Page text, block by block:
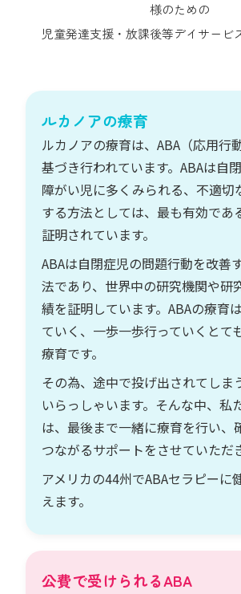
様のための
児童発達支援・放課後等デイサービ
ルカノアの療育
ルカノアの療育は、ABA（応用行
基づき行われています。ABAは自
障がい児に多くみられる、不適切
する方法としては、最も有効であ
証明されています。
ABAは自閉症児の問題行動を改善
法であり、世界中の研究機関や研
績を証明しています。ABAの療育
ていく、一歩一歩行っていくとて
療育です。
その為、途中で投げ出されてしま
いらっしゃいます。そんな中、私
は、最後まで一緒に療育を行い、
つながるサポートをさせていただ
アメリカの44州でABAセラピーに
えます。
公費で受けられるABA